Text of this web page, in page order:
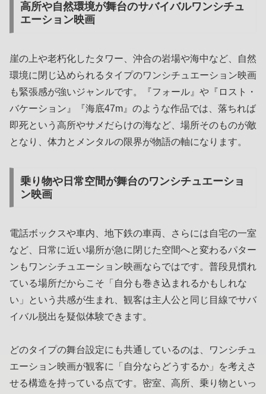
高所や自然環境が舞台のサバイバルワンシチュ
エーション映画
崖の上や老朽化したタワー、沖合の岩場や海中など、自然
環境に閉じ込められるタイプのワンシチュエーション映画
も緊張感が強いジャンルです。『フォール』や『ロスト・
バケーション』『海底47m』のような作品では、落ちれば
即死という高所やサメだらけの海など、場所そのものが敵
となり、体力とメンタルの限界が物語の軸になります。
乗り物や日常空間が舞台のワンシチュエーショ
ン映画
電話ボックスや車内、地下鉄の車両、さらには自宅の一室
など、日常に近い場所が急に閉じた空間へと変わるパター
ンもワンシチュエーション映画ならではです。普段見慣れ
ている場所だからこそ「自分も巻き込まれるかもしれな
い」という共感が生まれ、観客は主人公と同じ目線でサバ
イバル脱出を疑似体験できます。
どのタイプの舞台設定にも共通しているのは、ワンシチュ
エーション映画が観客に「自分ならどうするか」を考えさ
せる構造を持っている点です。密室、高所、乗り物といっ